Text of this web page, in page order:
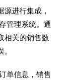
进行集成，
管理系统。通
相关的销售数
单信息，销售